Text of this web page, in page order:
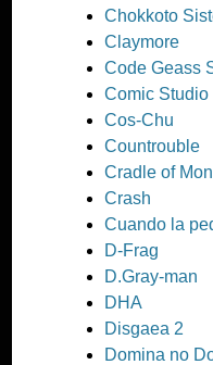
Chokkoto
Claymore
Code Geass
Comic Studio
Cos-Chu
Countrouble
Cradle of
Crash
Cuando la
D-Frag
D.Gray-man
DHA
Disgaea 2
Domina no